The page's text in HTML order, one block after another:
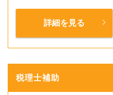
詳細を見る
税理士補助